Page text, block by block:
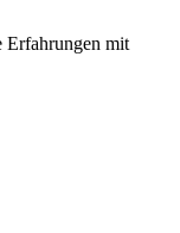
Erfahrungen mit